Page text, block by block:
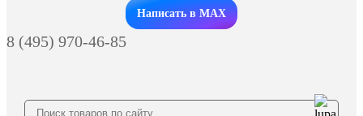
Написать в MAX
8 (495) 970-46-85